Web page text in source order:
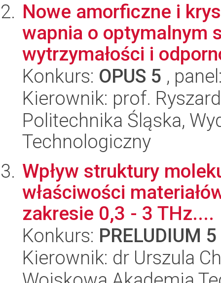
Nowe amorficzne i
wapnia o optymalnym
wytrzymałości i
Konkurs: OPUS 5 ,
Kierownik: prof.
Politechnika Śląska,
Technologiczny
Wpływ struktury
właściwości
zakresie 0,3 - 3 THz....
Konkurs: PRELUDIUM 5
Kierownik: dr Urszula